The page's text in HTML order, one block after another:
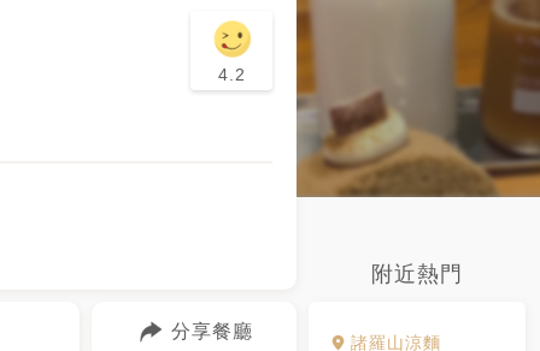
附近熱門
諸羅山涼麵
4.2
分享餐廳